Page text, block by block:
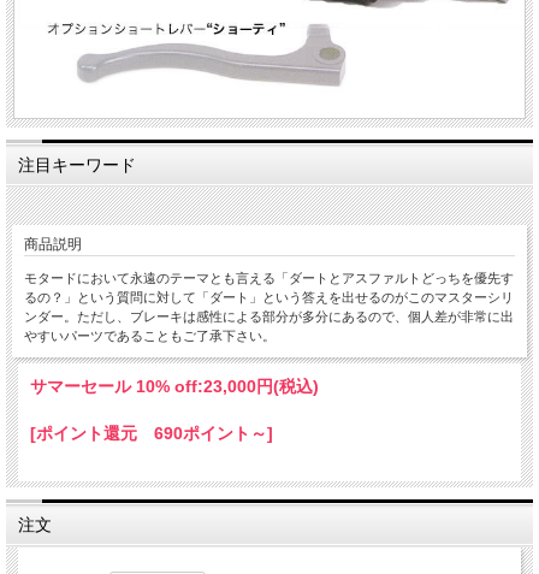
注目キーワード
商品説明
モタードにおいて永遠のテーマとも言える「ダートとアスファルトどっちを優先す
るの？」という質問に対して「ダート」という答えを出せるのがこのマスターシリ
ンダー。ただし、ブレーキは感性による部分が多分にあるので、個人差が非常に出
やすいパーツであることもご了承下さい。
サマーセール 10% off:23,000円(税込)
[ポイント還元 690ポイント～]
注文